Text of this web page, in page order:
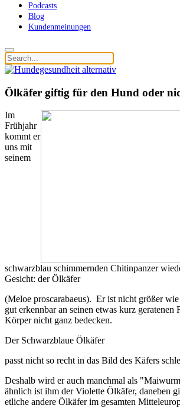
Podcasts
Blog
Kundenmeinungen
Ölkäfer giftig für den Hund oder
Im
Frühjahr
kommt er
uns mit
seinem
schwarzblau schimmernden Chitinpanzer
Gesicht: der Ölkäfer
(Meloe proscarabaeus). Er ist nicht größer
gut erkennbar an seinen etwas kurz geratenen
Körper nicht ganz bedecken.
Der Schwarzblaue Ölkäfer
passt nicht so recht in das Bild des Käfers
Deshalb wird er auch manchmal als
ähnlich ist ihm der Violette Ölkäfer, daneben
etliche andere Ölkäfer im gesamten